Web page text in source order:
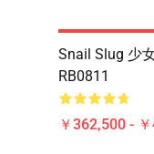
Snail Slug 少
RB0811
￥362,500 -